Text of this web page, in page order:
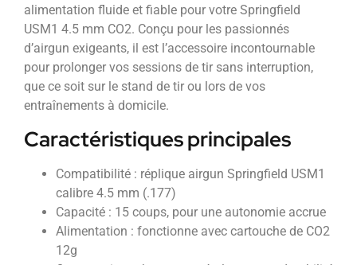
alimentation fluide et fiable pour votre Springfield
USM1 4.5 mm CO2. Conçu pour les passionnés
d’airgun exigeants, il est l’accessoire incontournable
pour prolonger vos sessions de tir sans interruption,
que ce soit sur le stand de tir ou lors de vos
entraînements à domicile.
Caractéristiques principales
Compatibilité : réplique airgun Springfield USM1
calibre 4.5 mm (.177)
Capacité : 15 coups, pour une autonomie accrue
Alimentation : fonctionne avec cartouche de CO2
12g